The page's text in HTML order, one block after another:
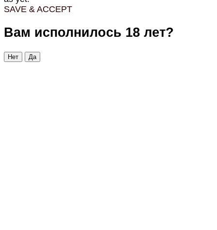
SAVE & ACCEPT
Вам исполнилось 18 лет?
Нет Да